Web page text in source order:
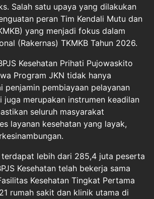
Salah satu upaya yang dilakukan
peran Tim Kendali Mutu dan
yang menjadi fokus dalam
(Rakernas) TKMKB Tahun 2026.
Kesehatan Prihati Pujowaskito
Program JKN tidak hanya
penjamin pembiayaan pelayanan
juga merupakan instrumen keadilan
seluruh masyarakat
layanan kesehatan yang layak,
terdapat lebih dari 285,4 juta peserta
Kesehatan telah bekerja sama
Kesehatan Tingkat Pertama
rumah sakit dan klinik utama di